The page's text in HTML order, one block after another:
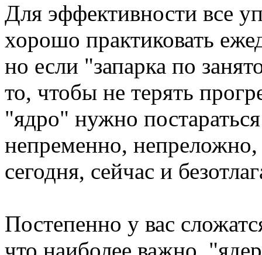
Для эффективности все
хорошо практиковать
но если "запарка по
то, чтобы не терять
"ядро" нужно
непременно,
сегодня, сейчас и
Постепенно у вас